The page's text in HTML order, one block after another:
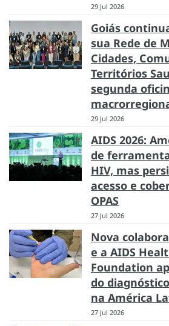
29 Jul 2026
Goiás
sua Rede de
Cidades,
Territórios
segunda
29 Jul 2026
AIDS 2026:
de
HIV, mas
acesso e
OPAS
27 Jul 2026
Nova
e a AIDS
Foundation
do
na América
27 Jul 2026